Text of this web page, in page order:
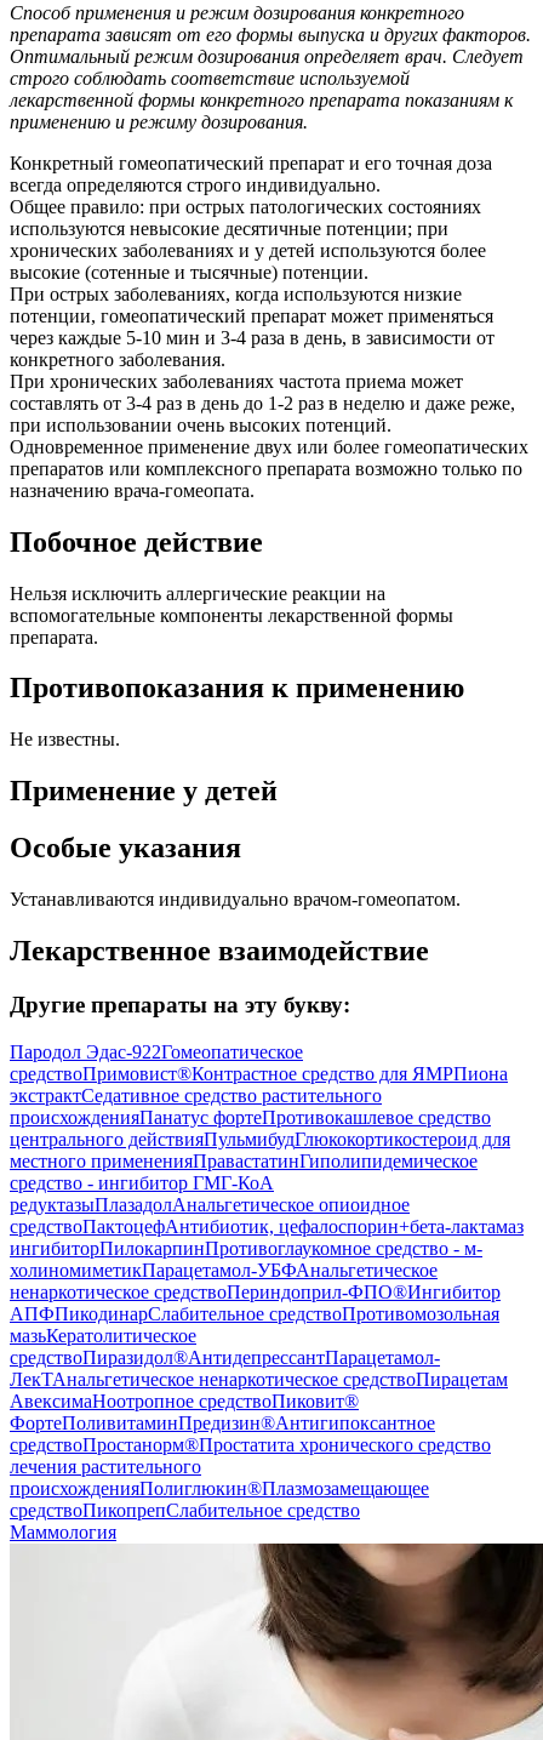
Способ применения и режим дозирования конкретного
препарата зависят от его формы выпуска и других факторов.
Оптимальный режим дозирования определяет врач. Следует
строго соблюдать соответствие используемой
лекарственной формы конкретного препарата показаниям к
применению и режиму дозирования.
Конкретный гомеопатический препарат и его точная доза
всегда определяются строго индивидуально.
Общее правило: при острых патологических состояниях
используются невысокие десятичные потенции; при
хронических заболеваниях и у детей используются более
высокие (сотенные и тысячные) потенции.
При острых заболеваниях, когда используются низкие
потенции, гомеопатический препарат может применяться
через каждые 5-10 мин и 3-4 раза в день, в зависимости от
конкретного заболевания.
При хронических заболеваниях частота приема может
составлять от 3-4 раз в день до 1-2 раз в неделю и даже реже,
при использовании очень высоких потенций.
Одновременное применение двух или более гомеопатических
препаратов или комплексного препарата возможно только по
назначению врача-гомеопата.
Побочное действие
Нельзя исключить аллергические реакции на
вспомогательные компоненты лекарственной формы
препарата.
Противопоказания к применению
Не известны.
Применение у детей
Особые указания
Устанавливаются индивидуально врачом-гомеопатом.
Лекарственное взаимодействие
Другие препараты на эту букву:
Пародол Эдас-922Гомеопатическое
средствоПримовист®Контрастное средство для ЯМРПиона
экстрактСедативное средство растительного
происхожденияПанатус фортеПротивокашлевое средство
центрального действияПульмибудГлюкокортикостероид для
местного примененияПравастатинГиполипидемическое
средство - ингибитор ГМГ-КоА
редуктазыПлазадолАнальгетическое опиоидное
средствоПактоцефАнтибиотик, цефалоспорин+бета-лактамаз
ингибиторПилокарпинПротивоглаукомное средство - м-
холиномиметикПарацетамол-УБФАнальгетическое
ненаркотическое средствоПериндоприл-ФПО®Ингибитор
АПФПикодинарСлабительное средствоПротивомозольная
мазьКератолитическое
средствоПиразидол®АнтидепрессантПарацетамол-
ЛекТАнальгетическое ненаркотическое средствоПирацетам
АвексимаНоотропное средствоПиковит®
ФортеПоливитаминПредизин®Антигипоксантное
средствоПростанорм®Простатита хронического средство
лечения растительного
происхожденияПолиглюкин®Плазмозамещающее
средствоПикопрепСлабительное средство
Маммология